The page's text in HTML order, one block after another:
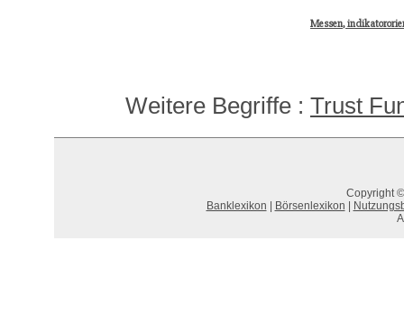
Messen,
Weitere Begriffe : Trust
Copyright
Banklexikon
Börsenlexikon